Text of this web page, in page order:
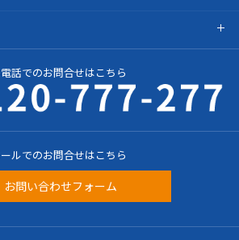
話でのお問合せはこちら
ールでのお問合せはこちら
お問い合わせフォーム